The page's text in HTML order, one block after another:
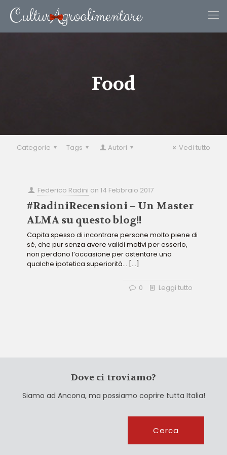
Food
Categorie Tags Autori Vedi tutto
Federico Radini on14 Febbraio 2017
#RadiniRecensioni – Un Master
ALMA su questo blog!!
Capita spesso di incontrare persone molto piene di
sé, che pur senza avere validi motivi per esserlo,
non perdono l’occasione per ostentare una
qualche ipotetica superiorità… […]
0 Leggi tutto
Dove ci troviamo?
Siamo ad Ancona, ma possiamo coprire tutta Italia!
Cerca